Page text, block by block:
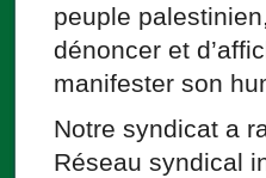
peuple
dénoncer et
manifester son
Notre syndicat a
Réseau syndical